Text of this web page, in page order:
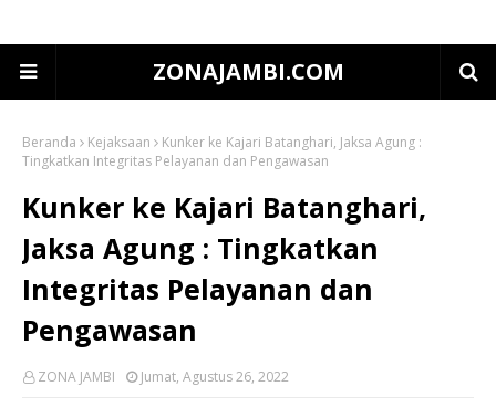
ZONAJAMBI.COM
Beranda Kejaksaan
Kunker ke Kajari Batanghari, Jaksa Agung :
Tingkatkan Integritas Pelayanan dan Pengawasan
Kunker ke Kajari Batanghari,
Jaksa Agung : Tingkatkan
Integritas Pelayanan dan
Pengawasan
ZONA JAMBI Jumat, Agustus 26, 2022